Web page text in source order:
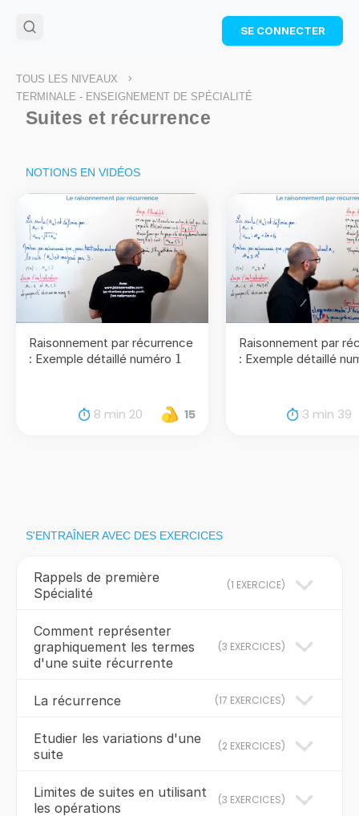
🌴Cahier de vacances offert
: révise les maths cet
Télécharge ton PDF gratuit et progresse avec des
SE CONNECTER
TOUS LES NIVEAUX >
TERMINALE - ENSEIGNEMENT DE SPÉCIALITÉ
Suites et récurrence
NOTIONS EN VIDÉOS
Raisonnement par récurrence
: Exemple détaillé numéro 1
1
8 min 20 15
Raisonnement par
: Exemple détaillé
3 min 39
S'ENTRAÎNER AVEC DES EXERCICES
Rappels de première
Spécialité
(1 EXERCICE)
Comment représenter
graphiquement les termes
d'une suite récurrente
(3 EXERCICES)
La récurrence (17 EXERCICES)
Etudier les variations d'une
suite
(2 EXERCICES)
Limites de suites en utilisant
les opérations
(3 EXERCICES)